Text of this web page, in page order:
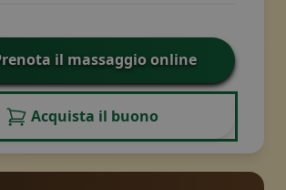
il massaggio online
Acquista il buono